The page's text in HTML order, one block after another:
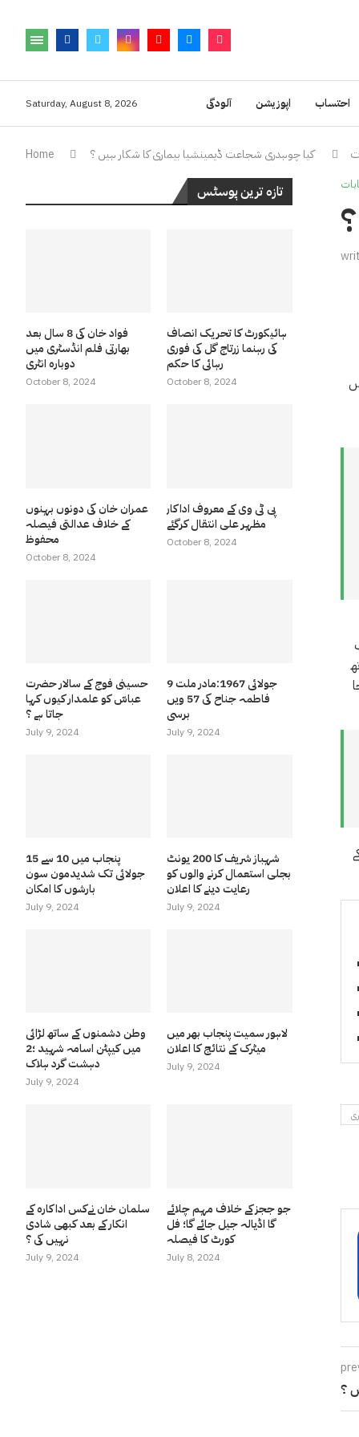
Saturday, August 8, 2026 آلودگی اپوزیشن احتساب
Home کیا چوہدری شجاعت ڈیمینشیا بیماری کا شکار ہیں ؟
؟
تازہ ترین پوسٹس
فواد خان کی 8 سال بعد
بھارتی فلم انڈسٹری میں
دوبارہ انٹری
October 8, 2024
ہائیکورٹ کا تحریک انصاف
کی رہنما زرتاج گل کی فوری
رہائی کا حکم
October 8, 2024
عمران خان کی دونوں بہنوں
کے خلاف عدالتی فیصلہ
محفوظ
October 8, 2024
پی ٹی وی کے معروف اداکار
مظہر علی انتقال کرگئے
October 8, 2024
حسینی فوج کے سالار حضرت
عباسّ کو علمدار کیوں کہا
جاتا ہے ؟
July 9, 2024
9 جولائی 1967:مادر ملت
فاطمہ جناح کی 57 ویں
برسی
July 9, 2024
پنجاب میں 10 سے 15
جولائی تک شدیدمون سون
بارشوں کا امکان
July 9, 2024
شہباز شریف کا 200 یونٹ
بجلی استعمال کرنے والوں کو
رعایت دینے کا اعلان
July 9, 2024
وطن دشمنوں کے ساتھ لڑائی
میں کیپٹن اسامہ شہید ؛2
دہشت گرد ہلاک
July 9, 2024
لاہور سمیت پنجاب بھر میں
میٹرک کے نتائج کا اعلان
July 9, 2024
سلمان خان نےکس اداکارہ کے
انکار کے بعد کبھی شادی
نہیں کی ؟
July 9, 2024
جو ججز کے خلاف مہم چلائے
گا اڈیالہ جیل جائے گا؛ فل
کورٹ کا فیصلہ
July 8, 2024